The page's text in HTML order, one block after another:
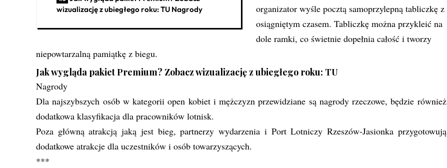
wizualizację z ubiegłego roku: TU Nagrody
organizator wyśle pocztą samoprzylepną tabliczkę z
osiągniętym czasem. Tabliczkę można przykleić na
dole ramki, co świetnie dopełnia całość i tworzy
niepowtarzalną pamiątkę z biegu.
Jak wygląda pakiet Premium? Zobacz wizualizację z ubiegłego roku: TU
Nagrody
Dla najszybszych osób w kategorii open kobiet i mężczyzn przewidziane są nagrody rzeczowe, będzie również
dodatkowa klasyfikacja dla pracowników lotnisk.
Poza główną atrakcją jaką jest bieg, partnerzy wydarzenia i Port Lotniczy Rzeszów-Jasionka przygotowują
dodatkowe atrakcje dla uczestników i osób towarzyszących.
***